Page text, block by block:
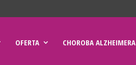
OFERTA CHOROBA ALZHEIMERA